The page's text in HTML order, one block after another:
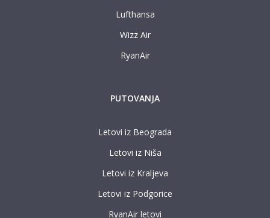
Lufthansa
Wizz Air
RyanAir
PUTOVANJA
Letovi iz Beograda
Letovi iz Niša
Letovi iz Kraljeva
Letovi iz Podgorice
RyanAir letovi